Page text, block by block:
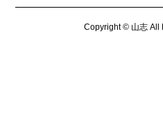
Copyright © 山志 All